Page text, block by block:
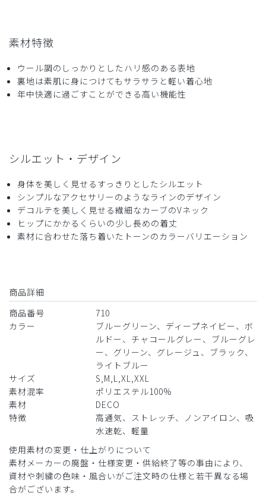
ばぁ様
購入確認済み
年齢:20代 身長:156-160cm 体重:46-50kg
同シリーズ2着目の購入でした。トップスは良かったが、ボ
トムスのサイズが一着目と同じにしたのにも関わらず結構き
つかったです。
商品：710レディース:スクラブトップス・DECO/グレ
ージュ/S
役に立った 0
ご購入者様
購入確認済み
151-155cm
大きめ
よく伸びる
厚さ
留ボタンが取れました
DECOは一番古いもので6年前に購入し、毎回勤務先で委託
しているクリーニングで洗濯していますが、ほつれ程度で問
題なく着用しています。6ヶ月前に購入した色がとてもよか
ったのとセールになっていたので同じものを購入。届く前日
に6ヶ月前に購入していたものの留ボタンが留まったまま生
地から抜け出ていました。セールになったのはそういう問題
だったかもしれませんが、がっかりです。
素材特徴
ウール調のしっかりとしたハリ感のある表地
裏地は素肌に身につけてもサラサラと軽い着心地
年中快適に過ごすことができる高い機能性
シルエット・デザイン
身体を美しく見せるすっきりとしたシルエット
シンプルなアクセサリーのようなラインのデザイン
デコルテを美しく見せる繊細なカーブのVネック
ヒップにかかるくらいの少し長めの着丈
素材に合わせた落ち着いたトーンのカラーバリエーション
商品詳細
商品番号
710
カラー
ブルーグリーン、ディープネイビー、ボ
ルドー、チャコールグレー、ブルーグレ
ー、グリーン、グレージュ、ブラック、
ライトブルー
サイズ
S,M,L,XL,XXL
素材混率
ポリエステル100%
素材
DECO
特徴
高通気、ストレッチ、ノンアイロン、吸
水速乾、軽量
使用素材の変更・仕上がりについて
素材メーカーの廃盤・仕様変更・供給終了等の事由により、
資材や刺繍の色味・風合いがご注文時の仕様と若干異なる場
合がございます。